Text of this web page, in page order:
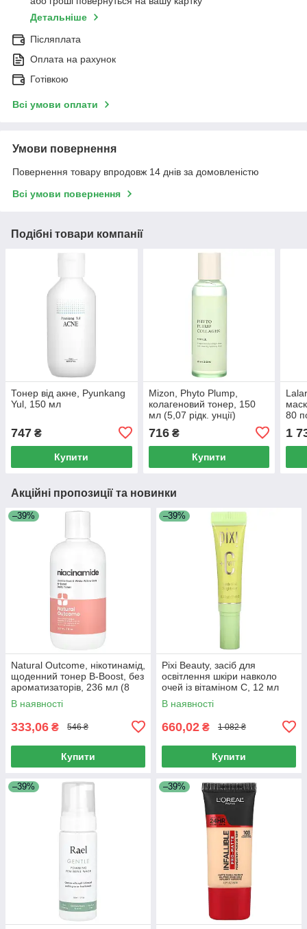
Детальніше
Післяплата
Оплата на рахунок
Готівкою
Всі умови оплати
Умови повернення
Повернення товару впродовж 14 днів за домовленістю
Всі умови повернення
Подібні товари компанії
Тонер від акне, Pyunkang
Yul, 150 мл
747 ₴
Купити
Mizon, Phyto Plump,
колагеновий тонер, 150
мл (5,07 рідк. унції)
716₴
Купити
80
1
Акційні пропозиції та новинки
–39%
Natural Outcome, нікотинамід,
щоденний тонер B-Boost, без
ароматизаторів, 236 мл (8
унцій)
В наявності
333,06 ₴ 546 ₴
Купити
–39%
Pixi Beauty, засіб для
освітлення шкіри навколо
очей із вітаміном C, 12 мл
(0,4 рідк. унції)
В наявності
660,02 ₴ 1 082 ₴
Купити
–39% –39%